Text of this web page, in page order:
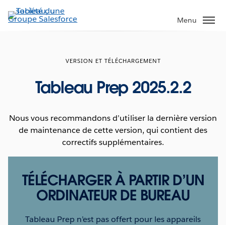
Aller
au
Menu
VERSION ET TÉLÉCHARGEMENT
Tableau Prep 2025.2.2
Nous vous recommandons d’utiliser la dernière version
de maintenance de cette version, qui contient des
correctifs supplémentaires.
TÉLÉCHARGER À PARTIR D’UN
ORDINATEUR DE BUREAU
Tableau Prep n’est pas offert pour les appareils